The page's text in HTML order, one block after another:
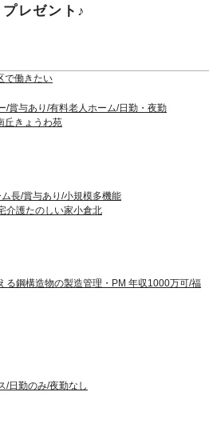
プレゼント♪
で働きたい
/賞与あり/有料老人ホーム/日勤・夜勤
丘きょうわ苑
長/賞与あり/小規模多機能
介護たのしい家小倉北
る鋼構造物の製造管理・PM 年収1000万可/福
/日勤のみ/夜勤なし